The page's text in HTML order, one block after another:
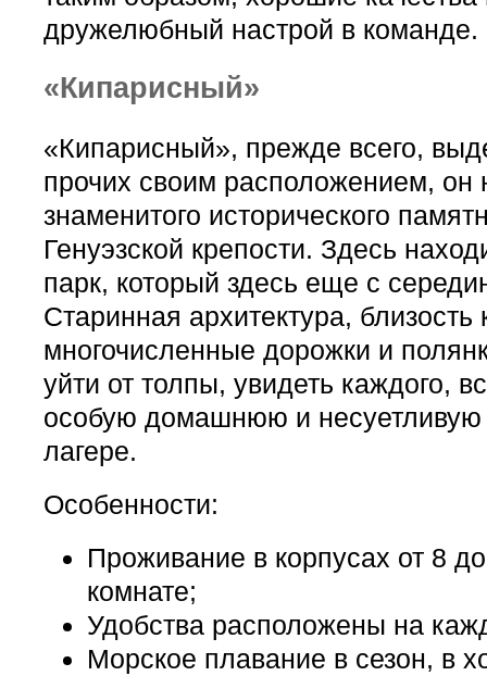
дружелюбный настрой в команде.
«Кипарисный»
«Кипарисный», прежде всего,
прочих своим расположением, он
знаменитого исторического
Генуэзской крепости. Здесь
парк, который здесь еще с
Старинная архитектура,
многочисленные дорожки и
уйти от толпы, увидеть каждого,
особую домашнюю и несуетливую
лагере.
Особенности:
Проживание в корпусах от 8
комнате;
Удобства расположены на
Морское плавание в сезон, в